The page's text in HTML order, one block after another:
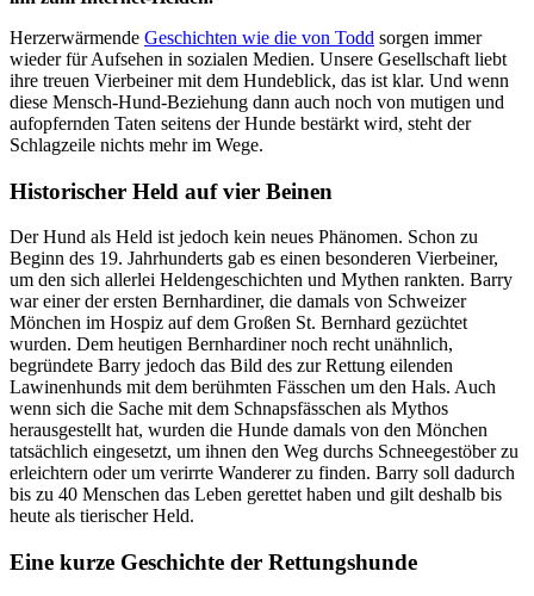
Herzerwärmende Geschichten wie die von Todd sorgen immer
wieder für Aufsehen in sozialen Medien. Unsere Gesellschaft liebt
ihre treuen Vierbeiner mit dem Hundeblick, das ist klar. Und wenn
diese Mensch-Hund-Beziehung dann auch noch von mutigen und
aufopfernden Taten seitens der Hunde bestärkt wird, steht der
Schlagzeile nichts mehr im Wege.
Historischer Held auf vier Beinen
Der Hund als Held ist jedoch kein neues Phänomen. Schon zu
Beginn des 19. Jahrhunderts gab es einen besonderen Vierbeiner,
um den sich allerlei Heldengeschichten und Mythen rankten. Barry
war einer der ersten Bernhardiner, die damals von Schweizer
Mönchen im Hospiz auf dem Großen St. Bernhard gezüchtet
wurden. Dem heutigen Bernhardiner noch recht unähnlich,
begründete Barry jedoch das Bild des zur Rettung eilenden
Lawinenhunds mit dem berühmten Fässchen um den Hals. Auch
wenn sich die Sache mit dem Schnapsfässchen als Mythos
herausgestellt hat, wurden die Hunde damals von den Mönchen
tatsächlich eingesetzt, um ihnen den Weg durchs Schneegestöber zu
erleichtern oder um verirrte Wanderer zu finden. Barry soll dadurch
bis zu 40 Menschen das Leben gerettet haben und gilt deshalb bis
heute als tierischer Held.
Eine kurze Geschichte der Rettungshunde